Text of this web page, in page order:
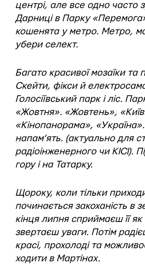
центрі, але все одно часто
Дарниці в Парку
кошенята у метро. Метро,
убери селект.
Багато красивої мозаїки та
Скейти, фікси й
Голосіївський парк і ліс.
«Жовтня». «Жовтень»,
«Кінопанорама»,
напам’ять. (актуально для
радіоінженерного чи КІСІ).
гору і на Татарку.
Щороку, коли тільки
починається закоханість в
кінця липня сприймаєш її
звертаєш уваги. Потім радієш
красі, прохолоді та
ходити в Мартінах.